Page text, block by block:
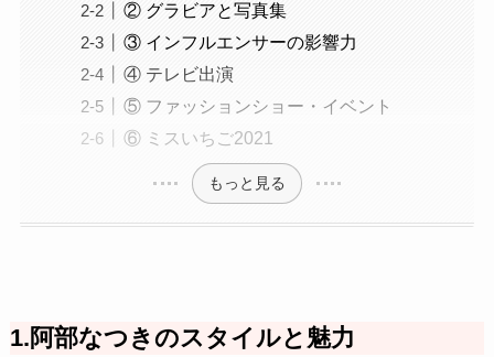
② グラビアと写真集
③ インフルエンサーの影響力
④ テレビ出演
⑤ ファッションショー・イベント
⑥ ミスいちご2021
もっと見る
1.阿部なつきのスタイルと魅力